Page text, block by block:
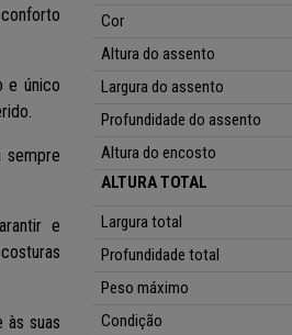
e único
sempre
e
às suas
Cor
Altura do assento
Largura do assento
Profundidade do assento
Altura do encosto
ALTURA TOTAL
Largura total
Profundidade total
Peso máximo
Condição